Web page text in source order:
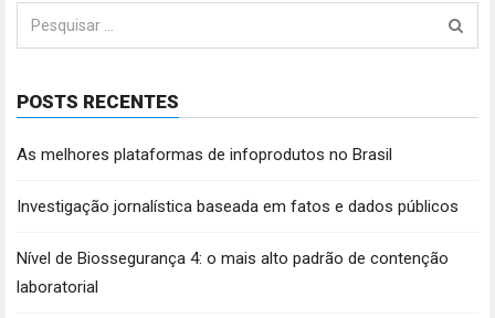
Pesquisar
por:
POSTS RECENTES
As melhores plataformas de infoprodutos no Brasil
Investigação jornalística baseada em fatos e dados públicos
Nível de Biossegurança 4: o mais alto padrão de contenção
laboratorial